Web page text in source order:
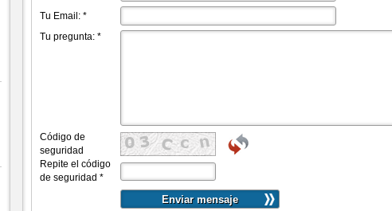
Tu Email: *
Tu pregunta: *
Código de
seguridad
Repite el código
de seguridad *